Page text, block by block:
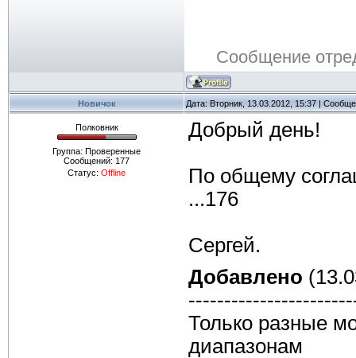
Сообщение
Новичок Дата: Вторник, 13.03.2012, 15:37 |
Полковник
Группа: Проверенные
Сообщений: 177
Статус: Offline
Добрый день!
По общему
...176
Сергей.
Добавлено
Только разные
диапазонам